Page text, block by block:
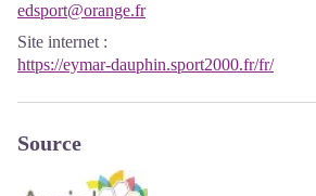
edsport@orange.fr
Site internet :
https://eymar-dauphin.sport2000.fr/fr/
Source